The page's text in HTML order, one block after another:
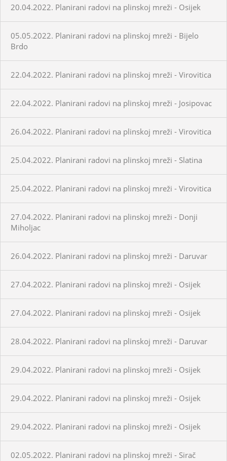
20.04.2022. Planirani radovi na plinskoj mreži - Osijek
05.05.2022. Planirani radovi na plinskoj mreži - Bijelo
Brdo
22.04.2022. Planirani radovi na plinskoj mreži - Virovitica
22.04.2022. Planirani radovi na plinskoj mreži - Josipovac
26.04.2022. Planirani radovi na plinskoj mreži - Virovitica
25.04.2022. Planirani radovi na plinskoj mreži - Slatina
25.04.2022. Planirani radovi na plinskoj mreži - Virovitica
27.04.2022. Planirani radovi na plinskoj mreži - Donji
Miholjac
26.04.2022. Planirani radovi na plinskoj mreži - Daruvar
27.04.2022. Planirani radovi na plinskoj mreži - Osijek
27.04.2022. Planirani radovi na plinskoj mreži - Osijek
28.04.2022. Planirani radovi na plinskoj mreži - Daruvar
29.04.2022. Planirani radovi na plinskoj mreži - Osijek
29.04.2022. Planirani radovi na plinskoj mreži - Osijek
29.04.2022. Planirani radovi na plinskoj mreži - Osijek
02.05.2022. Planirani radovi na plinskoj mreži - Sirač